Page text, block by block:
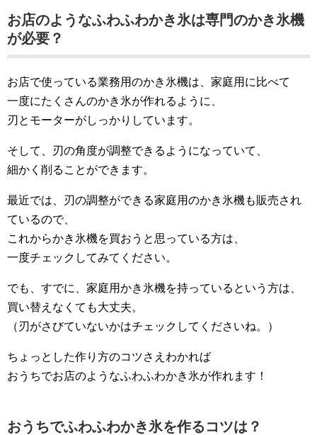
お店のようなふわふわかき氷は専門のかき氷機
が必要？
お店で使っている業務用のかき氷機は、家庭用に比べて
一度にたくさんのかき氷が作れるように、
刃とモーターがしっかりしています。
そして、刃の角度が調整できるようになっていて、
細かく削ることができます。
最近では、刃の調整ができる家庭用のかき氷機も販売され
ているので、
これからかき氷機を買おうと思っている方は、
一度チェックしてみてください。
でも、すでに、家庭用かき氷機を持っているという方は、
買い替えなくても大丈夫。
（刃がさびていないかはチェックしてくださいね。）
ちょっとした作り方のコツさえわかれば
おうちでお店のようなふわふわかき氷が作れます！
おうちでふわふわかき氷を作るコツは？